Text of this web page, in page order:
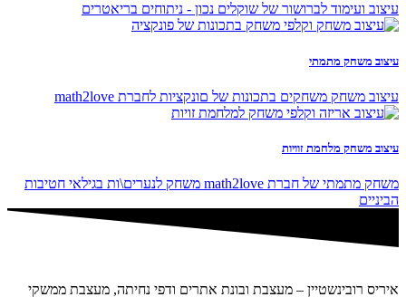
עיצוב ועימוד לברושור של שוקלים נכון - ניתוחים בריאטרים
עיצוב משחק מתמתי
עיצוב משחק משחקים בתכונות של םונקציות לחברת math2love
עיצוב משחק מלחמת זוויות
משחק מתמתי של חברת math2love משחק לנערים\ות בגילאי חטיבות
הביניים
איריס רובינשטיין – מעצבת ובונת אתרים ודפי נחיתה, מעצבת ממשקי